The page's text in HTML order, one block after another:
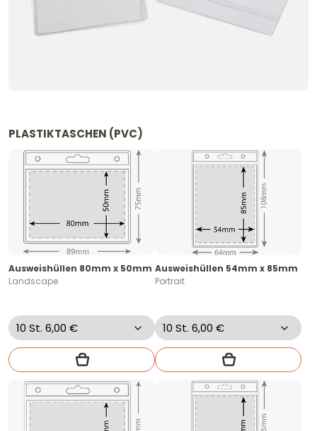
PLASTIKTASCHEN (PVC)
Ausweishüllen 80mm x 50mm
Landscape
Ausweishüllen 54mm x 85mm
Portrait